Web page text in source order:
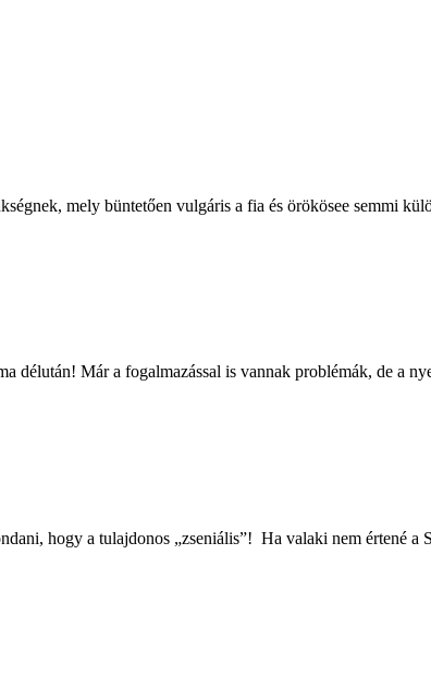
mely büntetően vulgáris a fia és örökösee semmi
délután! Már a fogalmazással is vannak problémák, de a
hogy a tulajdonos „zseniális”! Ha valaki nem értené